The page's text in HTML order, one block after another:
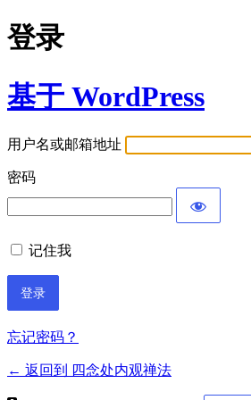
登录
基于 WordPress
用户名或邮箱地址
密码
记住我
忘记密码？
← 返回到 四念处内观禅法